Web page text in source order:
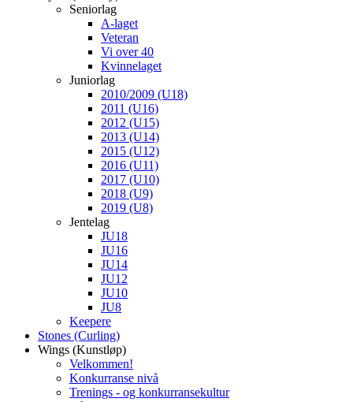
Seniorlag
A-laget
Veteran
Vi over 40
Kvinnelaget
Juniorlag
2010/2009 (U18)
2011 (U16)
2012 (U15)
2013 (U14)
2015 (U12)
2016 (U11)
2017 (U10)
2018 (U9)
2019 (U8)
Jentelag
JU18
JU16
JU14
JU12
JU10
JU8
Keepere
Stones (Curling)
Wings (Kunstløp)
Velkommen!
Konkurranse nivå
Trenings - og konkurransekultur